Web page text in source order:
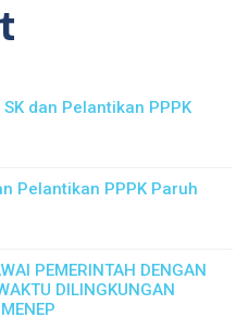
dan Pelantikan PPPK
Pelantikan PPPK Paruh
PEMERINTAH DENGAN
DILINGKUNGAN